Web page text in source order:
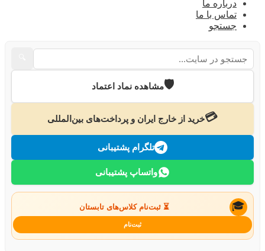
درباره ما
تماس با ما
جستجو
🛡️مشاهده نماد اعتماد
💳خرید از خارج ایران و پرداخت‌های بین‌المللی
تلگرام پشتیبانی
واتساپ پشتیبانی
🎓 ⏳ ثبت‌نام کلاس‌های تابستان
ثبت‌نام